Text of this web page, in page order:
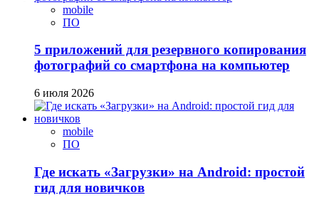
mobile
ПО
5 приложений для резервного копирования
фотографий со смартфона на компьютер
6 июля 2026
mobile
ПО
Где искать «Загрузки» на Android: простой
гид для новичков